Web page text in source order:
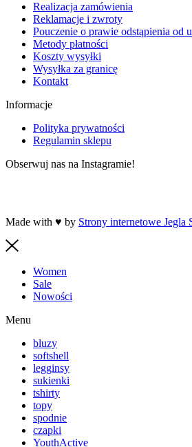
Realizacja zamówienia
Reklamacje i zwroty
Pouczenie o prawie odstąpienia od
Metody płatności
Koszty wysyłki
Wysyłka za granicę
Kontakt
Informacje
Polityka prywatności
Regulamin sklepu
Obserwuj nas na Instagramie!
Made with ♥ by Strony internetowe Jegla
Women
Sale
Nowości
Menu
bluzy
softshell
legginsy
sukienki
tshirty
topy
spodnie
czapki
YouthActive